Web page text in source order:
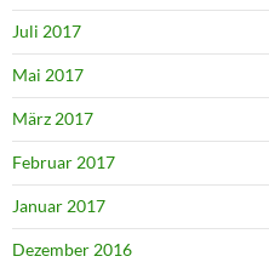
Juli 2017
Mai 2017
März 2017
Februar 2017
Januar 2017
Dezember 2016